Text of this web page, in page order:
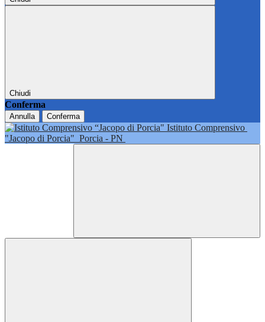
Chiudi
Conferma
Annulla Conferma
Istituto Comprensivo
"Jacopo di Porcia" Porcia - PN